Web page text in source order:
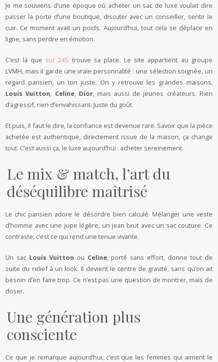
Je me souviens d’une époque où acheter un sac de luxe voulait dire
passer la porte d’une boutique, discuter avec un conseiller, sentir le
cuir. Ce moment avait un poids. Aujourd’hui, tout cela se déplace en
ligne, sans perdre en émotion.
C’est là que sur 24S trouve sa place. Le site appartient au groupe
LVMH, mais il garde une vraie personnalité : une sélection soignée, un
regard parisien, un ton juste. On y retrouve les grandes maisons,
Louis Vuitton, Celine, Dior, mais aussi de jeunes créateurs. Rien
d’agressif, rien d’envahissant. Juste du goût.
Et puis, il faut le dire, la confiance est devenue rare. Savoir que la pièce
achetée est authentique, directement issue de la maison, ça change
tout. C’est aussi ça, le luxe aujourd’hui : acheter sereinement.
Le mix & match, l’art du
déséquilibre maîtrisé
Le chic parisien adore le désordre bien calculé. Mélanger une veste
d’homme avec une jupe légère, un jean brut avec un sac couture. Ce
contraste, c’est ce qui rend une tenue vivante.
Un sac Louis Vuitton ou Celine, porté sans effort, donne tout de
suite du relief à un look. Il devient le centre de gravité, sans qu’on ait
besoin d’en faire trop. Ce n’est pas une question de montrer, mais de
doser.
Une génération plus
consciente
Ce que je remarque aujourd’hui, c’est que les femmes qui aiment le